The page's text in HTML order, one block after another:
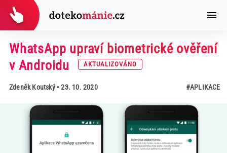
WhatsApp upraví biometrické ověření
v Androidu
AKTUALIZOVÁNO
Zdeněk Koutský• 23. 10. 2020 #APLIKACE